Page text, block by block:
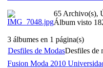
65 Archivo(s),
Álbum visto
3 álbumes en 1 página(s)
Desfiles de ModasDesfiles de
Fusion Moda 2010